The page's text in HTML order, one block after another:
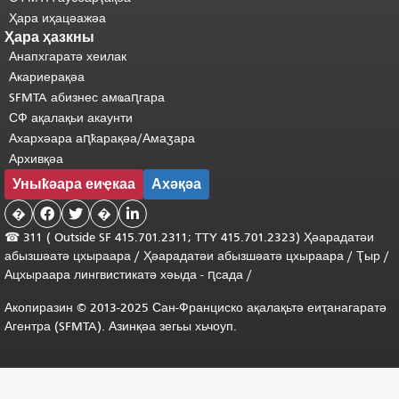
Ҳара иҳацәажәа
Ҳара ҳазкны
Анапхгаратә хеилак
Акариерақәа
SFMTA абизнес амҩаԥгара
СФ ақалақьи акаунти
Ахархәара аԥҟарақәа/Амаӡара
Архивқәа
Уныҟәара еиҿкаа Ахәқәа
�   � 
☎ 311 ( Outside SF 415.701.2311; TTY 415.701.2323) Ҳәарадатәи
абызшәатә цхыраара / Ҳәарадатәи абызшәатә цхыраара / Ҭыр /
Ацхыраара лингвистикатә хәыда - ԥсада /
Акопиразин © 2013-2025 Сан-Франциско ақалақьтә еиҭанагаратә
Агентра (SFMTA). Азинқәа зегьы хьчоуп.